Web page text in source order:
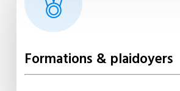
Formations & plaidoyers